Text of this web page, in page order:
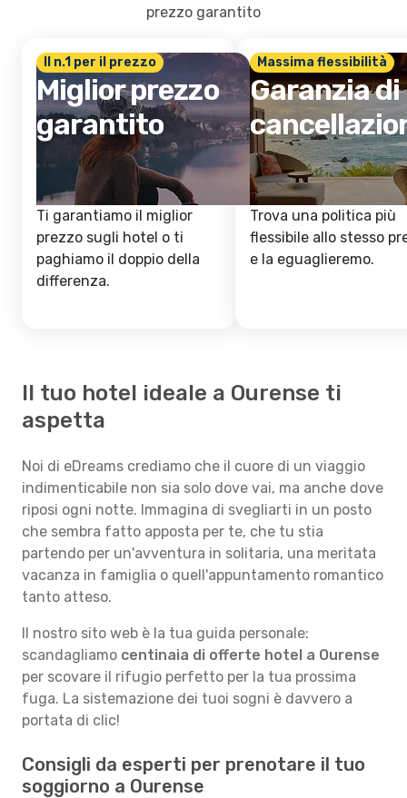
prezzo garantito
Il n.1 per il prezzo
Miglior prezzo
garantito
Ti garantiamo il miglior
prezzo sugli hotel o ti
paghiamo il doppio della
differenza.
Massima flessibilità
Garanzia di
Trova una politica più
flessibile allo stesso
e la eguaglieremo.
Il tuo hotel ideale a Ourense ti
aspetta
Noi di eDreams crediamo che il cuore di un viaggio
indimenticabile non sia solo dove vai, ma anche dove
riposi ogni notte. Immagina di svegliarti in un posto
che sembra fatto apposta per te, che tu stia
partendo per un'avventura in solitaria, una meritata
vacanza in famiglia o quell'appuntamento romantico
tanto atteso.
Il nostro sito web è la tua guida personale:
scandagliamo centinaia di offerte hotel a Ourense
per scovare il rifugio perfetto per la tua prossima
fuga. La sistemazione dei tuoi sogni è davvero a
portata di clic!
Consigli da esperti per prenotare il tuo
soggiorno a Ourense